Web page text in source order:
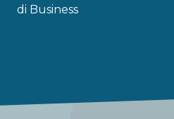
di Business